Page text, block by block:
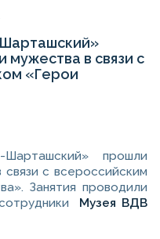
в связи с
«Герои
прошли
с всероссийским
Занятия проводили
Музея ВДВ